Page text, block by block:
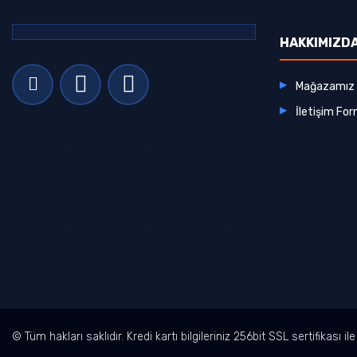
Mağazamız
İletişim
© Tüm hakları saklıdır. Kredi kartı bilgileriniz 256bit SSL sertifikası